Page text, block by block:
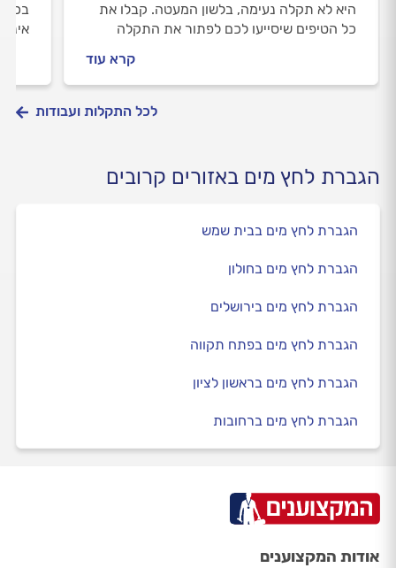
היא לא תקלה נעימה, בלשון המעטה. קבלו את
כל הטיפים שיסייעו לכם לפתור את התקלה
קרא עוד
בכל
לכל התקלות ועבודות
הגברת לחץ מים באזורים קרובים
הגברת לחץ מים בבית שמש
הגברת לחץ מים בחולון
הגברת לחץ מים בירושלים
הגברת לחץ מים בפתח תקווה
הגברת לחץ מים בראשון לציון
הגברת לחץ מים ברחובות
אודות המקצוענים